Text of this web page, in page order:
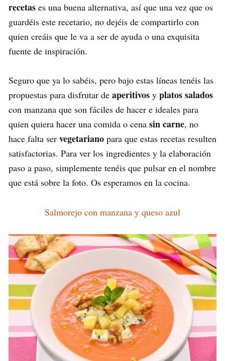
recetas es una buena alternativa, así que una vez que os
guardéis este recetario, no dejéis de compartirlo con
quien creáis que le va a ser de ayuda o una exquisita
fuente de inspiración.
Seguro que ya lo sabéis, pero bajo estas líneas tenéis las
propuestas para disfrutar de aperitivos y platos salados
con manzana que son fáciles de hacer e ideales para
quien quiera hacer una comida o cena sin carne, no
hace falta ser vegetariano para que estas recetas resulten
satisfactorias. Para ver los ingredientes y la elaboración
paso a paso, simplemente tenéis que pulsar en el nombre
que está sobre la foto. Os esperamos en la cocina.
Salmorejo con manzana y queso azul